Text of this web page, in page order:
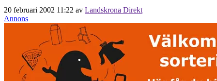
20 februari 2002 11:22 av Landskrona Direkt
Annons